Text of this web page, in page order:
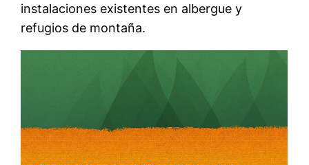
instalaciones existentes en albergue y
refugios de montaña.